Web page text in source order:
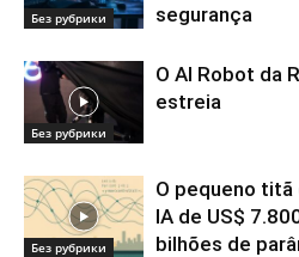
Без рубрики
segurança
Без рубрики
O AI Robot da
estreia
Без рубрики
O pequeno titã
IA de US$
bilhões de